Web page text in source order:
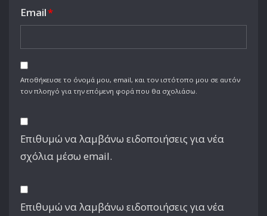
Email*
Αποθήκευσε το όνομά μου, email, και τον ιστότοπο μου σε αυτόν
τον πλοηγό για την επόμενη φορά που θα σχολιάσω.
Επιθυμώ να λαμβάνω ειδοποιήσεις για νέα
σχόλια μέσω email.
Επιθυμώ να λαμβάνω ειδοποιήσεις για νέα